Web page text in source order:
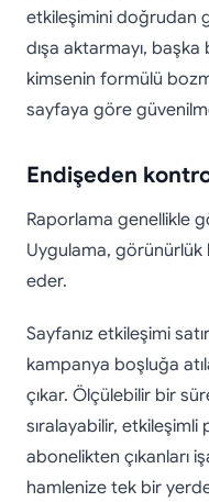
etkileşimini doğrudan
dışa aktarmayı, başka
kimsenin formülü
sayfaya göre
Endişeden
Raporlama genellikle
Uygulama, görünürlük
eder.
Sayfanız etkileşimi
kampanya boşluğa
çıkar. Ölçülebilir bir
sıralayabilir, etkileşimli
abonelikten çıkanları
hamlenize tek bir